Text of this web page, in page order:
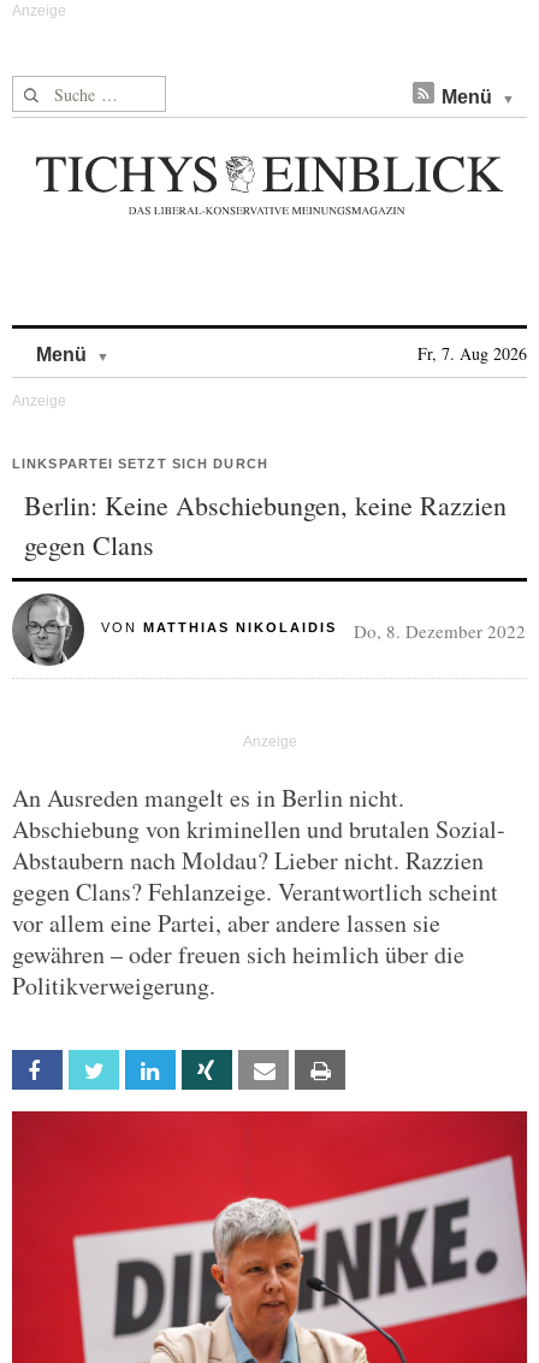
Suche nach: Menü
Menü Fr, 7. Aug 2026
LINKSPARTEI SETZT SICH DURCH
Berlin: Keine Abschiebungen, keine Razzien
gegen Clans
VON MATTHIAS NIKOLAIDIS Do, 8. Dezember 2022
An Ausreden mangelt es in Berlin nicht.
Abschiebung von kriminellen und brutalen Sozial-
Abstaubern nach Moldau? Lieber nicht. Razzien
gegen Clans? Fehlanzeige. Verantwortlich scheint
vor allem eine Partei, aber andere lassen sie
gewähren – oder freuen sich heimlich über die
Politikverweigerung.
Facebook Twitter Linkedin Xing Email